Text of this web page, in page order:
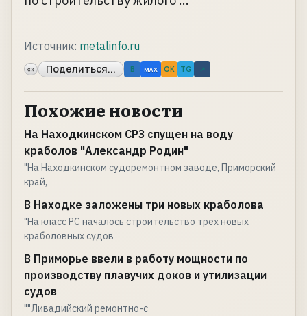
Источник: metalinfo.ru
«» Поделиться... B MAX OK TG ↗
Похожие новости
На Находкинском СРЗ спущен на воду
краболов "Александр Родин"
"На Находкинском судоремонтном заводе, Приморский
край,
В Находке заложены три новых краболова
"На класс РС началось строительство трех новых
краболовных судов
В Приморье ввели в работу мощности по
производству плавучих доков и утилизации
судов
""Ливадийский ремонтно-с